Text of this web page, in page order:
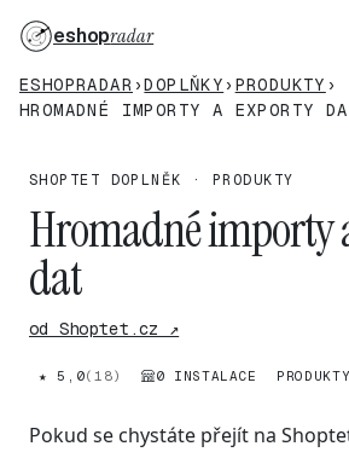
eshopradar
ESHOPRADAR ›DOPLŇKY › PRODUKTY ›
HROMADNÉ IMPORTY A EXPORTY
SHOPTET DOPLNĚK · PRODUKTY
Hromadné importy
dat
od Shoptet.cz ↗
★ 5,0(18) 0 INSTALACE PRODUKTY
Pokud se chystáte přejít na